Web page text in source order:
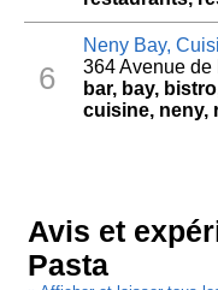
6
Neny Bay,
364 Avenue de
bar, bay,
cuisine, neny,
Avis et
Pasta